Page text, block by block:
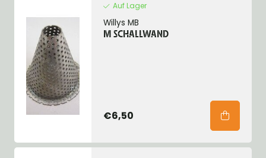
Auf Lager
Willys MB
M SCHALLWAND
€6,50